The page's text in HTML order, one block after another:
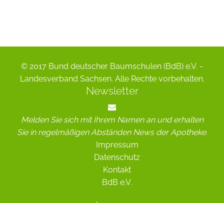
© 2017 Bund deutscher Baumschulen (BdB) e.V. -
Landesverband Sachsen. Alle Rechte vorbehalten.
Newsletter
Melden Sie sich mit Ihrem Namen an und erhalten
Sie in regelmäßigen Abständen News der Apotheke.
Impressum
Datenschutz
Kontakt
BdB e.V.